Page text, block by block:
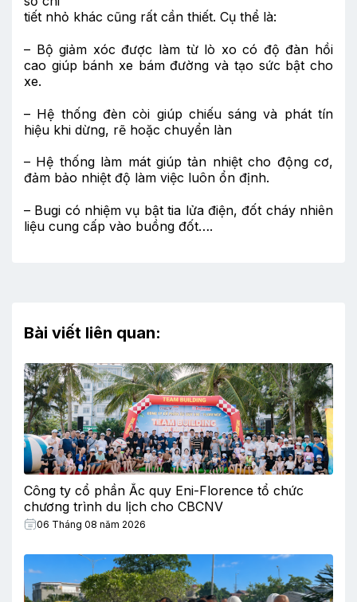
tiết nhỏ khác cũng rất cần thiết. Cụ thể là:
– Bộ giảm xóc được làm từ lò xo có độ đàn hồi
cao giúp bánh xe bám đường và tạo sức bật cho
xe.
– Hệ thống đèn còi giúp chiếu sáng và phát tín
hiệu khi dừng, rẽ hoặc chuyển làn
– Hệ thống làm mát giúp tản nhiệt cho động cơ,
đảm bảo nhiệt độ làm việc luôn ổn định.
– Bugi có nhiệm vụ bật tia lửa điện, đốt cháy nhiên
liệu cung cấp vào buồng đốt….
Bài viết liên quan:
Công ty cổ phần Ắc quy Eni-Florence tổ chức
chương trình du lịch cho CBCNV
06 Tháng 08 năm 2026